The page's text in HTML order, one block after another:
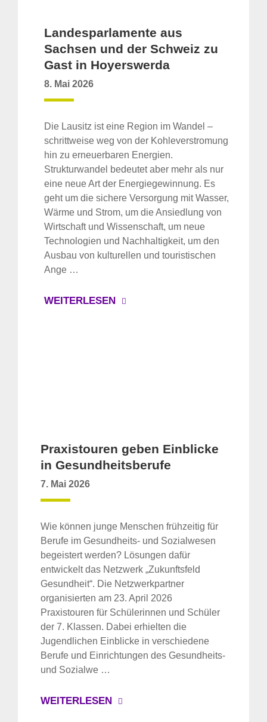
Landesparlamente aus
Sachsen und der Schweiz zu
Gast in Hoyerswerda
8. Mai 2026
Die Lausitz ist eine Region im Wandel –
schrittweise weg von der Kohleverstromung
hin zu erneuerbaren Energien.
Strukturwandel bedeutet aber mehr als nur
eine neue Art der Energiegewinnung. Es
geht um die sichere Versorgung mit Wasser,
Wärme und Strom, um die Ansiedlung von
Wirtschaft und Wissenschaft, um neue
Technologien und Nachhaltigkeit, um den
Ausbau von kulturellen und touristischen
Ange …
WEITERLESEN
Praxistouren geben Einblicke
in Gesundheitsberufe
7. Mai 2026
Wie können junge Menschen frühzeitig für
Berufe im Gesundheits- und Sozialwesen
begeistert werden? Lösungen dafür
entwickelt das Netzwerk „Zukunftsfeld
Gesundheit“. Die Netzwerkpartner
organisierten am 23. April 2026
Praxistouren für Schülerinnen und Schüler
der 7. Klassen. Dabei erhielten die
Jugendlichen Einblicke in verschiedene
Berufe und Einrichtungen des Gesundheits-
und Sozialwe …
WEITERLESEN